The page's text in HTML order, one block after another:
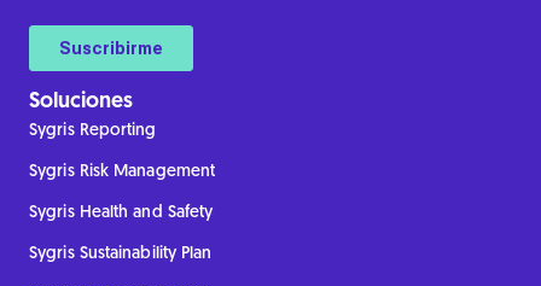
Soluciones
Sygris Reporting
Sygris Risk Management
Sygris Health and Safety
Sygris Sustainability Plan